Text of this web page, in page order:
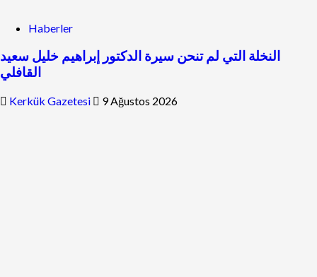
Haberler
النخلة التي لم تنحن سيرة الدكتور إبراهيم خليل سعيد
القافلي
Kerkük Gazetesi 9 Ağustos 2026